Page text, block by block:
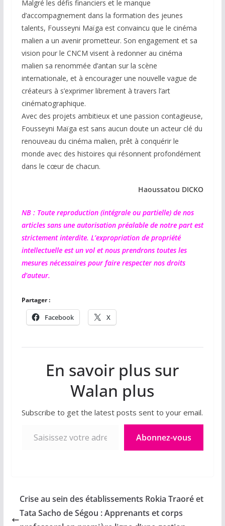
Malgré les défis financiers et le manque
d’accompagnement dans la formation des jeunes
talents, Fousseyni Maïga est convaincu que le cinéma
malien a un avenir prometteur. Son engagement et sa
vision pour le CNCM visent à redonner au cinéma
malien sa renommée d’antan sur la scène
internationale, et à encourager une nouvelle vague de
créateurs à s’exprimer librement à travers l’art
cinématographique.
Avec des projets ambitieux et une passion contagieuse,
Fousseyni Maïga est sans aucun doute un acteur clé du
renouveau du cinéma malien, prêt à conquérir le
monde avec des histoires qui résonnent profondément
dans le cœur de chacun.
Haoussatou DICKO
NB : Toute reproduction (intégrale ou partielle) de nos
articles sans une autorisation préalable de notre part est
strictement interdite. L’expropriation de propriété
intellectuelle est un vol et nous prendrons toutes les
mesures nécessaires pour faire respecter nos droits
d’auteur.
Partager :
Facebook X
En savoir plus sur
Walan plus
Subscribe to get the latest posts sent to your email.
Abonnez-vous
Crise au sein des établissements Rokia Traoré et
Tata Sacho de Ségou : Apprenants et corps